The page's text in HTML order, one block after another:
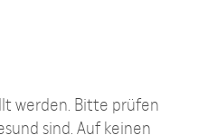
werden. Bitte prüfen
sind. Auf keinen